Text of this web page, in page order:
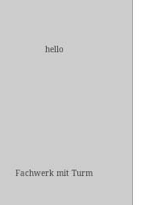
hello
Fachwerk mit Turm